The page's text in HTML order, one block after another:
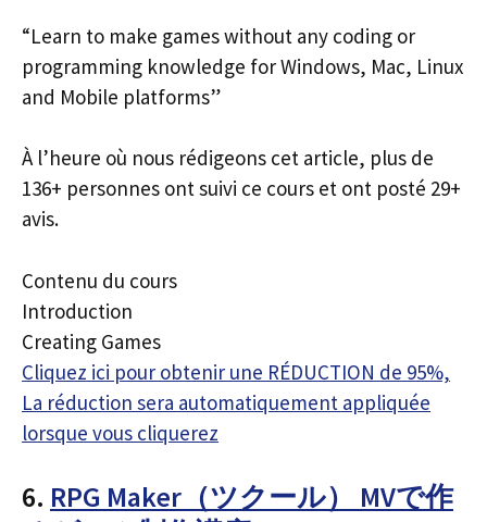
“Learn to make games without any coding or
programming knowledge for Windows, Mac, Linux
and Mobile platforms”
À l’heure où nous rédigeons cet article, plus de
136+ personnes ont suivi ce cours et ont posté 29+
avis.
Contenu du cours
Introduction
Creating Games
Cliquez ici pour obtenir une RÉDUCTION de 95%,
La réduction sera automatiquement appliquée
lorsque vous cliquerez
6. RPG Maker（ツクール） MVで作